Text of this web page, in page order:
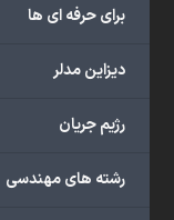
برای حرفه ای ها
دیزاین مدلر
رژیم جریان
رشته های مهندسی
گروه
شامل
آموزشی،
آموزشی،